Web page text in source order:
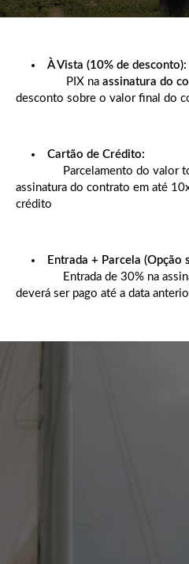
À Vista (10% de desconto):
PIX na assinatura do
desconto sobre o valor final do
Cartão de Crédito:
Parcelamento do valor
assinatura do contrato em até
crédito
Entrada + Parcela (Opção
Entrada de 30% na
deverá ser pago até a data